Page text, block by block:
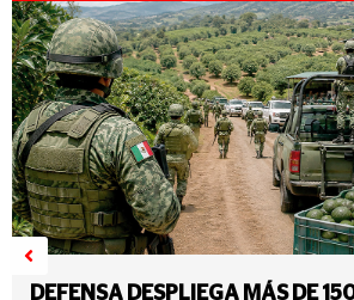
DEFENSA DESPLIEGA MÁS DE